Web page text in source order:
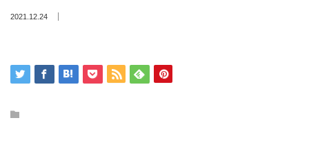
2021.12.24